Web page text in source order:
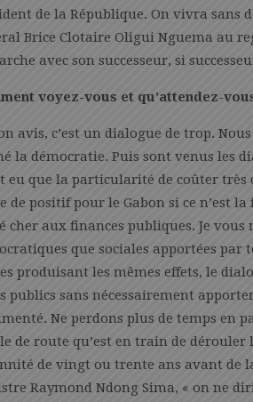
de la République. On vivra sans
Brice Clotaire Oligui Nguema au
avec son successeur, si
voyez-vous et qu’attendez-
avis, c’est un dialogue de trop.
la démocratie. Puis sont venus les
eu que la particularité de coûter très
de positif pour le Gabon si ce n’est
cher aux finances publiques. Je
que sociales apportées par
produisant les mêmes effets, le
publics sans nécessairement
Ne perdons plus de temps
de route qu’est en train de dérouler
de vingt ou trente ans avant de
Raymond Ndong Sima, « on ne